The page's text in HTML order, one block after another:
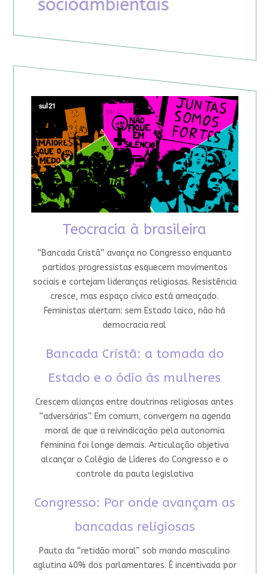
Teocracia à brasileira
“Bancada Cristã” avança no Congresso enquanto
partidos progressistas esquecem movimentos
sociais e cortejam lideranças religiosas. Resistência
cresce, mas espaço cívico está ameaçado.
Feministas alertam: sem Estado laico, não há
democracia real
Bancada Cristã: a tomada do
Estado e o ódio às mulheres
Crescem alianças entre doutrinas religiosas antes
“adversárias”. Em comum, convergem na agenda
moral de que a reivindicação pela autonomia
feminina foi longe demais. Articulação objetiva
alcançar o Colégio de Líderes do Congresso e o
controle da pauta legislativa
Congresso: Por onde avançam as
bancadas religiosas
Pauta da “retidão moral” sob mando masculino
aglutina 40% dos parlamentares. É incentivada por